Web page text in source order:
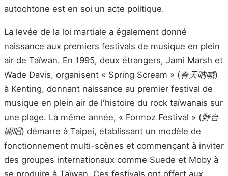
autochtone est en soi un acte politique.
La levée de la loi martiale a également donné
naissance aux premiers festivals de musique en plein
air de Taïwan. En 1995, deux étrangers, Jami Marsh et
Wade Davis, organisent « Spring Scream » (春天吶喊)
à Kenting, donnant naissance au premier festival de
musique en plein air de l'histoire du rock taïwanais sur
une plage. La même année, « Formoz Festival » (野台
開唱) démarre à Taipei, établissant un modèle de
fonctionnement multi-scènes et commençant à inviter
des groupes internationaux comme Suede et Moby à
se produire à Taïwan. Ces festivals ont offert aux